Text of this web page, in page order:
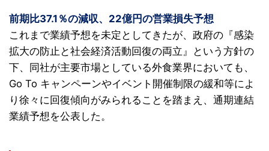
前期比37.1％の減収、22億円の営業損失予想
これまで業績予想を未定としてきたが、政府の『感染
拡大の防止と社会経済活動回復の両立』という方針の
下、同社が主要市場としている外食業界においても、
Go To キャンペーンやイベント開催制限の緩和等によ
り徐々に回復傾向がみられることを踏まえ、通期連結
業績予想を公表した。